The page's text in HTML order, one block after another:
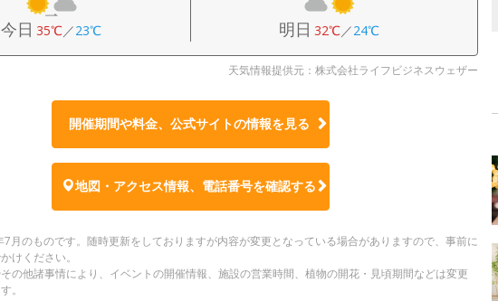
今日 35℃／23℃ 明日 32℃／24℃
天気情報提供元：株式会社ライフビジネスウェザー
開催期間や料金、公式サイトの情報を見る
地図・アクセス情報、電話番号を確認する
月のものです。随時更新をしておりますが内容が変更となっている場合がありますので、事前に
けください。
の他諸事情により、イベントの開催情報、施設の営業時間、植物の開花・見頃期間などは変更
。